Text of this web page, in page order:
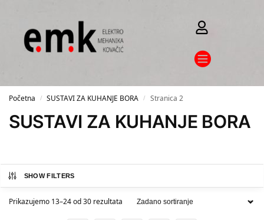
Početna / SUSTAVI ZA KUHANJE BORA / Stranica 2
SUSTAVI ZA KUHANJE BORA
SHOW FILTERS
Prikazujemo 13–24 od 30 rezultata